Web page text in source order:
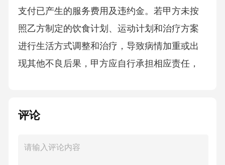
支付已产生的服务费用及违约金。若甲方未按
照乙方制定的饮食计划、运动计划和治疗方案
进行生活方式调整和治疗，导致病情加重或出
现其他不良后果，甲方应自行承担相应责任，
务信息或甲方的个人隐私信息，给乙方造成损
乙方未按照本协议约定的服务内容和标准为甲
评论